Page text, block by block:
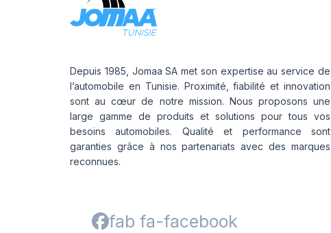
Depuis 1985, Jomaa SA met son expertise au service de
l’automobile en Tunisie. Proximité, fiabilité et innovation
sont au cœur de notre mission. Nous proposons une
large gamme de produits et solutions pour tous vos
besoins automobiles. Qualité et performance sont
garanties grâce à nos partenariats avec des marques
reconnues.
fab fa-facebook